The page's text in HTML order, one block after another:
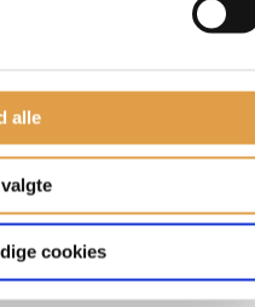
alle
cookies